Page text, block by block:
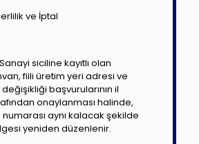
ve İptal
siciline kayıtlı olan
fiili üretim yeri adresi ve
başvurularının il
onaylanması halinde,
aynı kalacak şekilde
yeniden düzenlenir.